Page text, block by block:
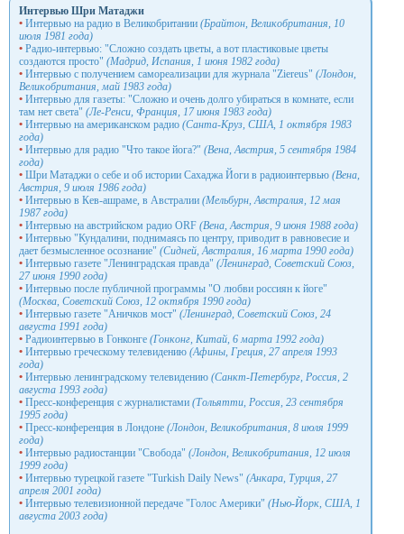
Интервью Шри Матаджи
• Интервью на радио в Великобритании (Брайтон, Великобритания, 10
июля 1981 года)
• Радио-интервью: "Сложно создать цветы, а вот пластиковые цветы
создаются просто" (Мадрид, Испания, 1 июня 1982 года)
• Интервью с получением самореализации для журнала "Ziereus" (Лондон,
Великобритания, май 1983 года)
• Интервью для газеты: "Сложно и очень долго убираться в комнате, если
там нет света" (Ле-Ренси, Франция, 17 июня 1983 года)
• Интервью на американском радио (Санта-Круз, США, 1 октября 1983
года)
• Интервью для радио "Что такое йога?" (Вена, Австрия, 5 сентября 1984
года)
• Шри Матаджи о себе и об истории Сахаджа Йоги в радиоинтервью (Вена,
Австрия, 9 июля 1986 года)
• Интервью в Кев-ашраме, в Австралии (Мельбурн, Австралия, 12 мая
1987 года)
• Интервью на австрийском радио ORF (Вена, Австрия, 9 июня 1988 года)
• Интервью "Кундалини, поднимаясь по центру, приводит в равновесие и
дает безмысленное осознание" (Сидней, Австралия, 16 марта 1990 года)
• Интервью газете "Ленинградская правда" (Ленинград, Советский Союз,
27 июня 1990 года)
• Интервью после публичной программы "О любви россиян к йоге"
(Москва, Советский Союз, 12 октября 1990 года)
• Интервью газете "Аничков мост" (Ленинград, Советский Союз, 24
августа 1991 года)
• Радиоинтервью в Гонконге (Гонконг, Китай, 6 марта 1992 года)
• Интервью греческому телевидению (Афины, Греция, 27 апреля 1993
года)
• Интервью ленинградскому телевидению (Санкт-Петербург, Россия, 2
августа 1993 года)
• Пресс-конференция с журналистами (Тольятти, Россия, 23 сентября
1995 года)
• Пресс-конференция в Лондоне (Лондон, Великобритания, 8 июля 1999
года)
• Интервью радиостанции "Свобода" (Лондон, Великобритания, 12 июля
1999 года)
• Интервью турецкой газете "Turkish Daily News" (Анкара, Турция, 27
апреля 2001 года)
• Интервью телевизионной передаче "Голос Америки" (Нью-Йорк, США, 1
августа 2003 года)